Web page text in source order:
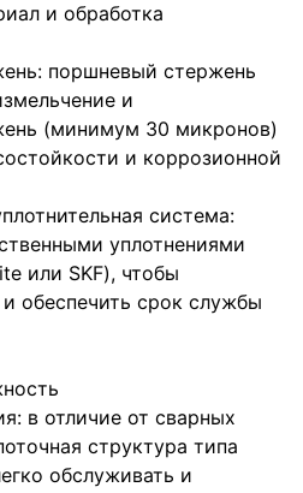
и обработка
поршневый стержень
и
(минимум 30 микронов)
и коррозионной
система:
уплотнениями
или SKF), чтобы
обеспечить срок службы
в отличие от сварных
структура типа
обслуживать и